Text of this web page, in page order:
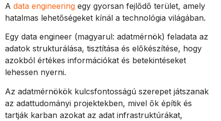
A data engineering egy gyorsan fejlődő terület, amely
hatalmas lehetőségeket kínál a technológia világában.
Egy data engineer (magyarul: adatmérnök) feladata az
adatok strukturálása, tisztítása és előkészítése, hogy
azokból értékes információkat és betekintéseket
lehessen nyerni.
Az adatmérnökök kulcsfontosságú szerepet játszanak
az adattudományi projektekben, mivel ők építik és
tartják karban azokat az adat infrastruktúrákat,